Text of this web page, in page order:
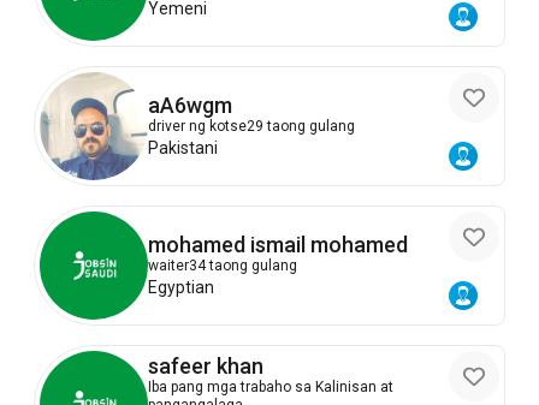
Yemeni
aA6wgm
driver ng kotse29 taong gulang
Pakistani
mohamed ismail mohamed
waiter34 taong gulang
Egyptian
safeer khan
Iba pang mga trabaho sa Kalinisan at